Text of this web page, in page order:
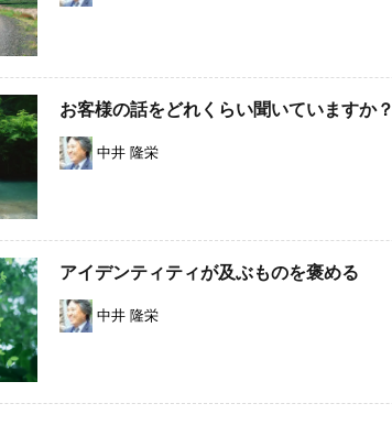
お客様の話をどれくらい聞いていますか？
中井 隆栄
アイデンティティが及ぶものを褒める
中井 隆栄